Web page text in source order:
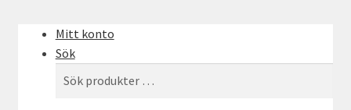
Mitt konto
Sök